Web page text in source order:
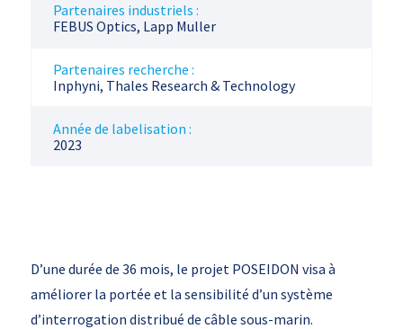
Partenaires industriels :
FEBUS Optics, Lapp Muller
Partenaires recherche :
Inphyni, Thales Research & Technology
Année de labelisation :
2023
D’une durée de 36 mois, le projet POSEIDON visa à
améliorer la portée et la sensibilité d’un système
d’interrogation distribué de câble sous-marin.